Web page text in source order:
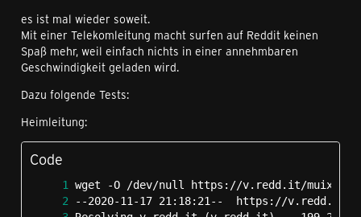
es ist mal wieder soweit.
Mit einer Telekomleitung macht surfen auf Reddit keinen
Spaß mehr, weil einfach nichts in einer annehmbaren
Geschwindigkeit geladen wird.
Dazu folgende Tests:
Heimleitung:
Code